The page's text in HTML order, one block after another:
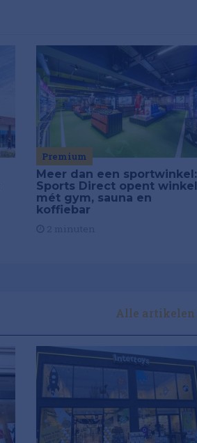
Premium
Meer dan een sportwinkel:
Sports Direct opent winkel
mét gym, sauna en
koffiebar
Alle artikelen